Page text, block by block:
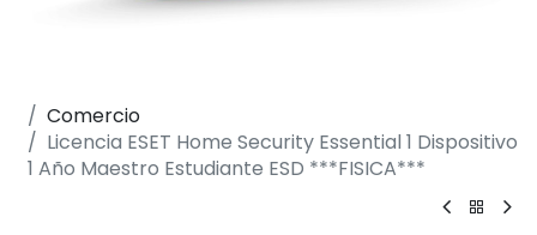
Comercio
Licencia ESET Home Security Essential 1 Dispositivo
1 Año Maestro Estudiante ESD ***FISICA***